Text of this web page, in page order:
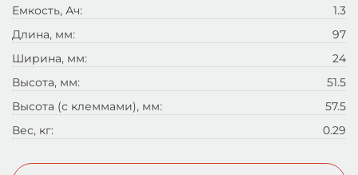
Емкость, Ач:
1.3
Длина, мм:
97
Ширина, мм:
24
Высота, мм:
51.5
Высота (с клеммами), мм:
57.5
Вес, кг:
0.29